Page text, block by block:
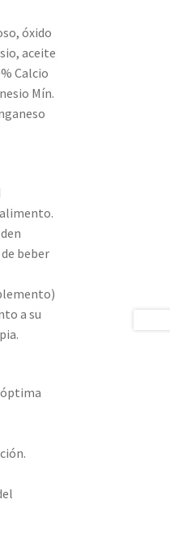
óxido
aceite
Calcio
Mín.
beber
a su
óptima